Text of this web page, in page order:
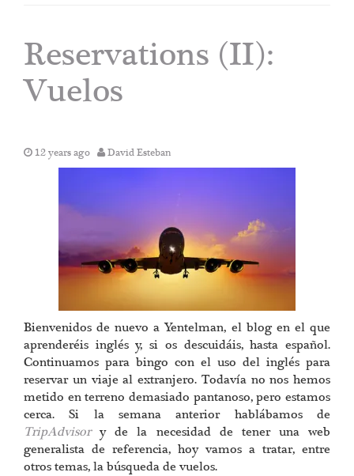
Reservations (II):
Vuelos
12 years ago David Esteban
Bienvenidos de nuevo a Yentelman, el blog en el que
aprenderéis inglés y, si os descuidáis, hasta español.
Continuamos para bingo con el uso del inglés para
reservar un viaje al extranjero. Todavía no nos hemos
metido en terreno demasiado pantanoso, pero estamos
cerca. Si la semana anterior hablábamos de
TripAdvisor y de la necesidad de tener una web
generalista de referencia, hoy vamos a tratar, entre
otros temas, la búsqueda de vuelos.